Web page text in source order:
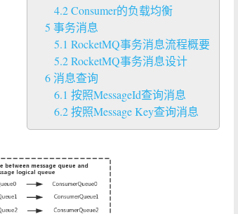
4.2 Consumer的负载均衡
5 事务消息
5.1 RocketMQ事务消息流程概要
5.2 RocketMQ事务消息设计
6 消息查询
6.1 按照MessageId查询消息
6.2 按照Message Key查询消息